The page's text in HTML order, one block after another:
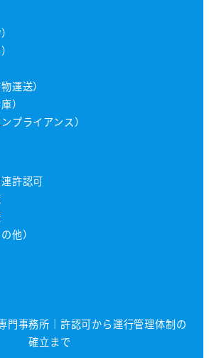
運送）
）
プライアンス）
許認可
他）
門事務所｜許認可から運行管理体制の
確立まで